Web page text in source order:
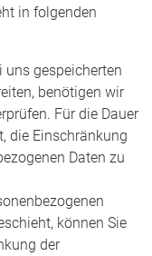
in folgenden
uns gespeicherten
benötigen wir
Für die Dauer
die Einschränkung
Daten zu
können Sie
der